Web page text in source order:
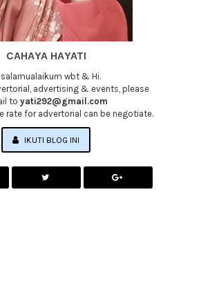
CAHAYA HAYATI
wbt & Hi.
advertising & events, please
to yati292@gmail.com
rate for advertorial can be negotiate.
IKUTI BLOG INI